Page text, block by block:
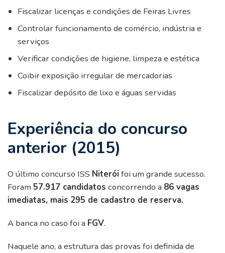
Fiscalizar licenças e condições de Feiras Livres
Controlar funcionamento de comércio, indústria e
serviços
Verificar condições de higiene, limpeza e estética
Coibir exposição irregular de mercadorias
Fiscalizar depósito de lixo e águas servidas
Experiência do concurso
anterior (2015)
O último concurso ISS Niterói foi um grande sucesso.
Foram 57.917 candidatos concorrendo a 86 vagas
imediatas, mais 295 de cadastro de reserva.
A banca no caso foi a FGV.
Naquele ano, a estrutura das provas foi definida de